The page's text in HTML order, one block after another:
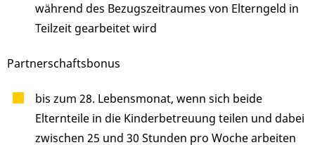
während des Bezugszeitraumes von Elterngeld in
Teilzeit gearbeitet wird
Partnerschaftsbonus
bis zum 28. Lebensmonat, wenn sich beide
Elternteile in die Kinderbetreuung teilen und dabei
zwischen 25 und 30 Stunden pro Woche arbeiten